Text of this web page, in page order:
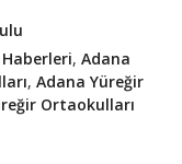
,Adana
,Adana Yüreğir
Ortaokulları